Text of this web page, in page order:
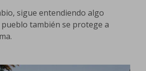
sigue entendiendo algo
pueblo también se protege a